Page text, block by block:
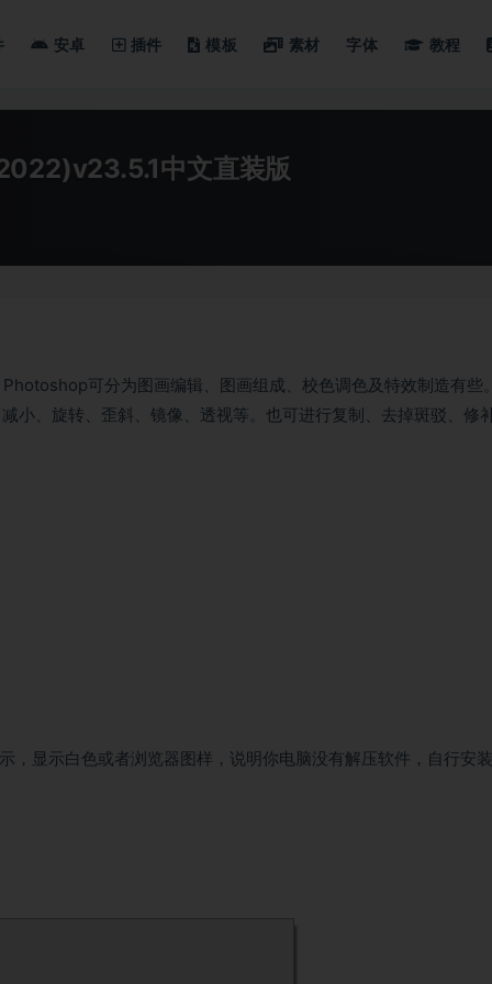
安卓 插件 模板 素材 字体 教程
中文直装版
可分为图画编辑、图画组成、校色调色及特效制造有些
小、旋转、歪斜、镜像、透视等。也可进行复制、去掉斑驳、修
，显示白色或者浏览器图样，说明你电脑没有解压软件，自行安